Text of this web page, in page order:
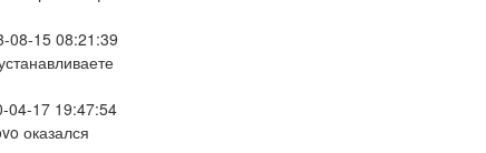
08-15 08:21:39
04-17 19:47:54
оказался